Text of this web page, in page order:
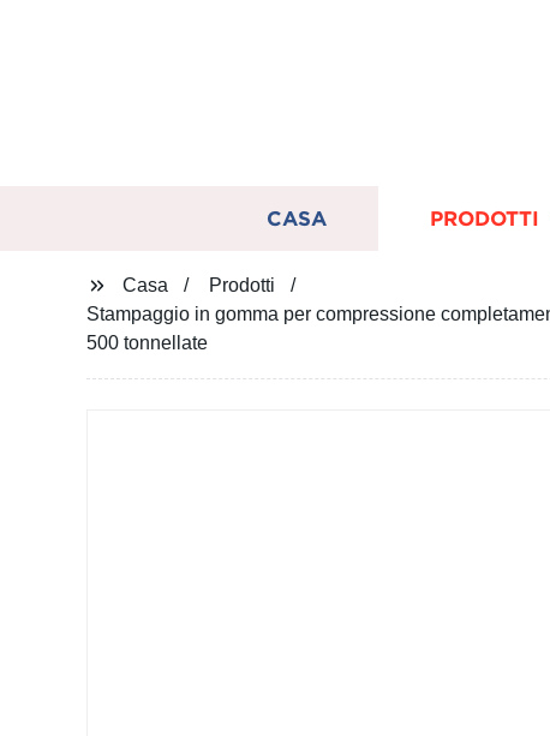
CASA PRODOTTI
Casa
Prodotti
Stampaggio in gomma per compressione
500 tonnellate